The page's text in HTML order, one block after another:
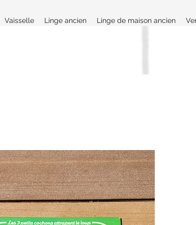
Vaisselle Linge ancien Linge de maison ancien